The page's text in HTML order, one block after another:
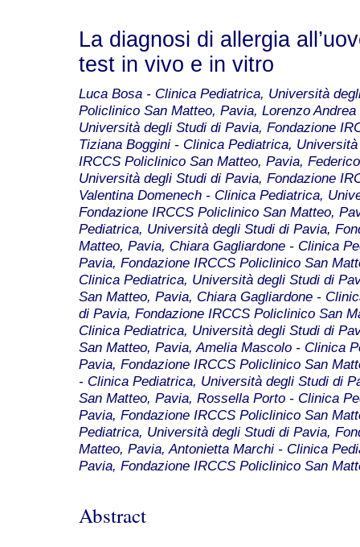
La diagnosi di allergia
test in vivo e in vitro
Luca Bosa - Clinica Pediatrica, Università
Policlinico San Matteo, Pavia, Lorenzo
Università degli Studi di Pavia, Fondazione
Tiziana Boggini - Clinica Pediatrica,
IRCCS Policlinico San Matteo, Pavia,
Università degli Studi di Pavia, Fondazione
Valentina Domenech - Clinica Pediatrica,
Fondazione IRCCS Policlinico San Matteo,
Pediatrica, Università degli Studi di Pavia,
Matteo, Pavia, Chiara Gagliardone - Clinica
Pavia, Fondazione IRCCS Policlinico San
Clinica Pediatrica, Università degli Studi di
San Matteo, Pavia, Chiara Gagliardone -
di Pavia, Fondazione IRCCS Policlinico San
Clinica Pediatrica, Università degli Studi di
San Matteo, Pavia, Amelia Mascolo - Clinica
Pavia, Fondazione IRCCS Policlinico San
- Clinica Pediatrica, Università degli Studi di
San Matteo, Pavia, Rossella Porto - Clinica
Pavia, Fondazione IRCCS Policlinico San
Pediatrica, Università degli Studi di Pavia,
Matteo, Pavia, Antonietta Marchi - Clinica
Pavia, Fondazione IRCCS Policlinico San
Abstract